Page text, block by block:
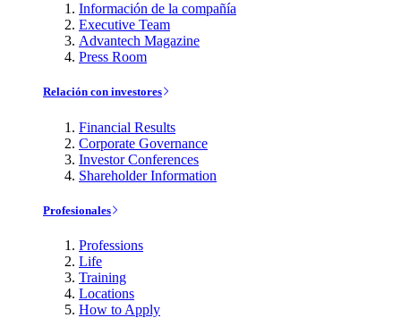
Información de la compañía
Executive Team
Advantech Magazine
Press Room
Relación con investores
Financial Results
Corporate Governance
Investor Conferences
Shareholder Information
Profesionales
Professions
Life
Training
Locations
How to Apply